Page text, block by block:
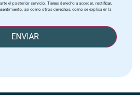
el posterior servicio. Tienes derecho a acceder, rectificar,
así como otros derechos, como se explica en la
ENVIAR